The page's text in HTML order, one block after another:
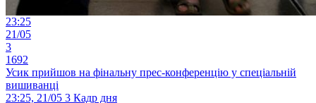
23:25
21/05
3
1692
Усик прийшов на фінальну прес-конференцію у спеціальній
вишиванці
23:25, 21/05 3 Кадр дня